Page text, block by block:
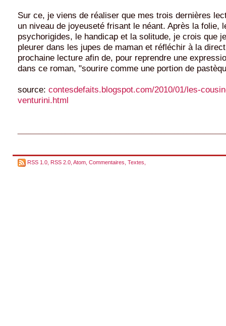
Sur ce, je viens de réaliser que mes trois dernières
un niveau de joyeuseté frisant le néant. Après la folie,
psychorigides, le handicap et la solitude, je crois que
pleurer dans les jupes de maman et réfléchir à la
prochaine lecture afin de, pour reprendre une
dans ce roman, "sourire comme une portion de
source: contesdefaits.blogspot.com/2010/01/les-
venturini.html
RSS 1.0 RSS 2.0 Atom Commentaires Textes